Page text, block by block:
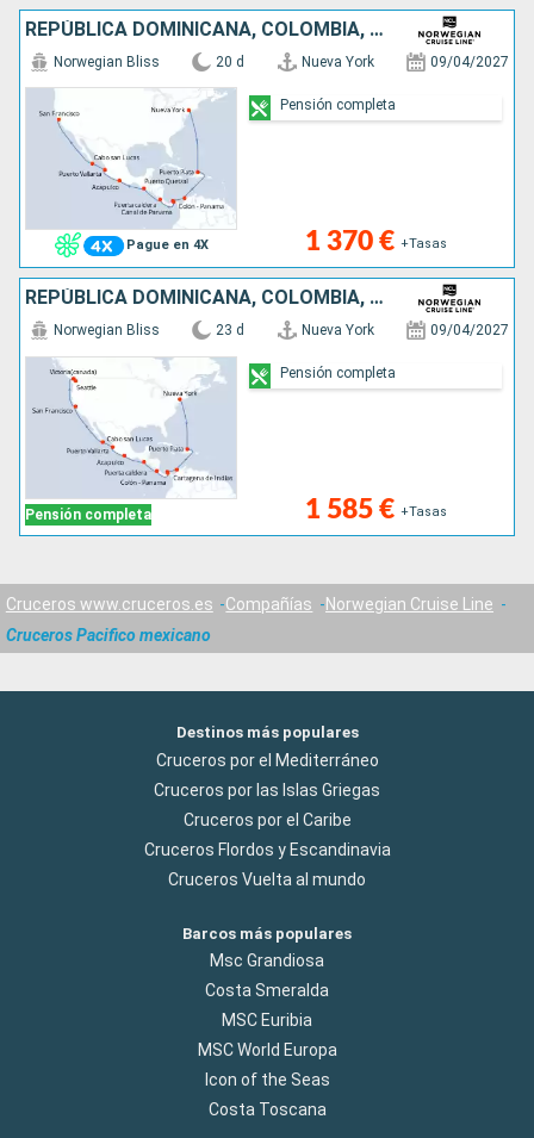
REPÚBLICA DOMINICANA, COLOMBIA, PANAMÁ, PORTO RICO, GUATEMALA, MÉXICO, ESTADOS UNIDOS
Pague en 4X
Norwegian Bliss 20 d Nueva York 09/04/2027
1 370 € +Tasas
Pensión completa
REPÚBLICA DOMINICANA, COLOMBIA, PANAMÁ, PORTO RICO, GUATEMALA, MÉXICO, CANADÁ, ESTADOS UNIDOS
Pensión completa
Norwegian Bliss 23 d Nueva York 09/04/2027
1 585 € +Tasas
Pensión completa
Cruceros www.cruceros.es Compañías
Norwegian Cruise Line
Cruceros Pacifico mexicano
Destinos más populares
Cruceros por el Mediterráneo
Cruceros por las Islas Griegas
Cruceros por el Caribe
Cruceros Flordos y Escandinavia
Cruceros Vuelta al mundo
Barcos más populares
Msc Grandiosa
Costa Smeralda
MSC Euribia
MSC World Europa
Icon of the Seas
Costa Toscana